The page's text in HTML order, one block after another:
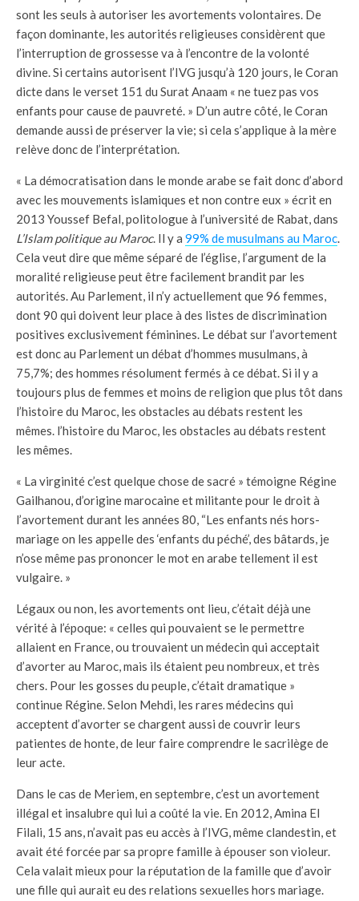
sont les seuls à autoriser les avortements volontaires. De
façon dominante, les autorités religieuses considèrent que
l’interruption de grossesse va à l’encontre de la volonté
divine. Si certains autorisent l’IVG jusqu’à 120 jours, le Coran
dicte dans le verset 151 du Surat Anaam « ne tuez pas vos
enfants pour cause de pauvreté. » D’un autre côté, le Coran
demande aussi de préserver la vie; si cela s’applique à la mère
relève donc de l’interprétation.
« La démocratisation dans le monde arabe se fait donc d’abord
avec les mouvements islamiques et non contre eux » écrit en
2013 Youssef Befal, politologue à l’université de Rabat, dans
L’Islam politique au Maroc. Il y a 99% de musulmans au Maroc.
Cela veut dire que même séparé de l’église, l’argument de la
moralité religieuse peut être facilement brandit par les
autorités. Au Parlement, il n’y actuellement que 96 femmes,
dont 90 qui doivent leur place à des listes de discrimination
positives exclusivement féminines. Le débat sur l’avortement
est donc au Parlement un débat d’hommes musulmans, à
75,7%; des hommes résolument fermés à ce débat. Si il y a
toujours plus de femmes et moins de religion que plus tôt dans
l’histoire du Maroc, les obstacles au débats restent les
mêmes. l’histoire du Maroc, les obstacles au débats restent
les mêmes.
« La virginité c’est quelque chose de sacré » témoigne Régine
Gailhanou, d’origine marocaine et militante pour le droit à
l’avortement durant les années 80, “Les enfants nés hors-
mariage on les appelle des ‘enfants du péché’, des bâtards, je
n’ose même pas prononcer le mot en arabe tellement il est
vulgaire. »
Légaux ou non, les avortements ont lieu, c’était déjà une
vérité à l’époque: « celles qui pouvaient se le permettre
allaient en France, ou trouvaient un médecin qui acceptait
d’avorter au Maroc, mais ils étaient peu nombreux, et très
chers. Pour les gosses du peuple, c’était dramatique »
continue Régine. Selon Mehdi, les rares médecins qui
acceptent d’avorter se chargent aussi de couvrir leurs
patientes de honte, de leur faire comprendre le sacrilège de
leur acte.
Dans le cas de Meriem, en septembre, c’est un avortement
illégal et insalubre qui lui a coûté la vie. En 2012, Amina El
Filali, 15 ans, n’avait pas eu accès à l’IVG, même clandestin, et
avait été forcée par sa propre famille à épouser son violeur.
Cela valait mieux pour la réputation de la famille que d’avoir
une fille qui aurait eu des relations sexuelles hors mariage.